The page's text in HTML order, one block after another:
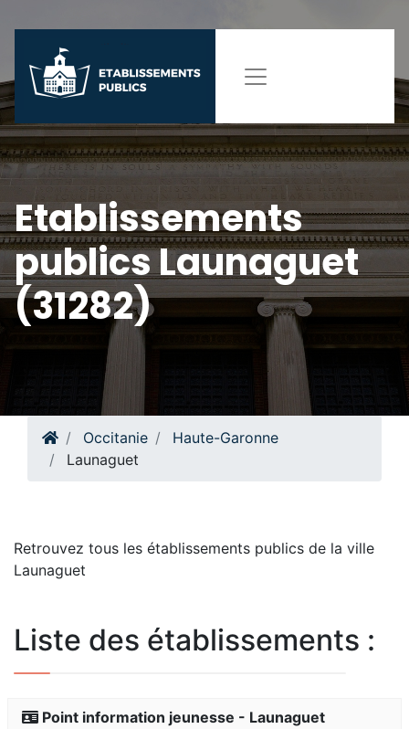
Etablissements
publics Launaguet
(31282)
Occitanie
Haute-Garonne
Launaguet
Retrouvez tous les établissements publics de la ville
Launaguet
Liste des établissements :
Point information jeunesse - Launaguet